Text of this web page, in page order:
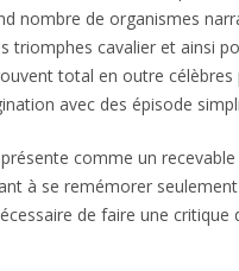
nombre de organismes
triomphes cavalier et ainsi
total en outre
avec des épisode
comme un
à se remémorer
de faire une